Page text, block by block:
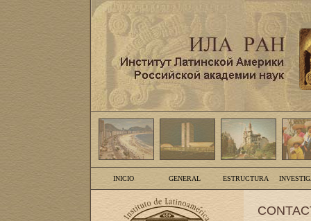
INICIO GENERAL ESTRUCTURA